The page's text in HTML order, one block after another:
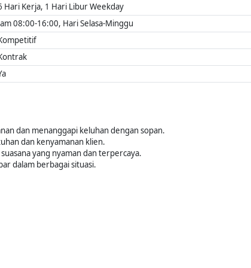
Hari Kerja, 1 Hari Libur Weekday
08:00-16:00, Hari Selasa-Minggu
dan menanggapi keluhan dengan sopan.
dan kenyamanan klien.
yang nyaman dan terpercaya.
dalam berbagai situasi.